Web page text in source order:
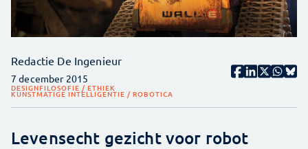
Redactie De Ingenieur
7 december 2015
DESIGNFILOSOFIE / ETHIEK
KUNSTMATIGE INTELLIGENTIE / ROBOTICA
Levensecht gezicht voor robot